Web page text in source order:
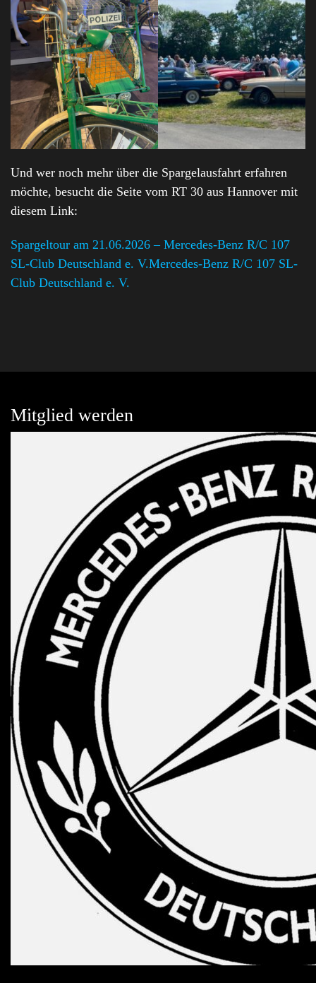
Und wer noch mehr über die Spargelausfahrt erfahren
möchte, besucht die Seite vom RT 30 aus Hannover mit
diesem Link:
Spargeltour am 21.06.2026 – Mercedes-Benz R/C 107
SL-Club Deutschland e. V.Mercedes-Benz R/C 107 SL-
Club Deutschland e. V.
Mitglied werden